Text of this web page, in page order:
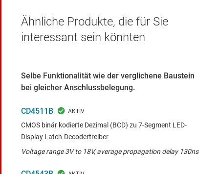
Ähnliche Produkte, die für Sie
interessant sein könnten
Selbe Funktionalität wie der verglichene Baustein
bei gleicher Anschlussbelegung.
CD4511B
CMOS binär kodierte Dezimal (BCD) zu 7-Segment LED-
Display Latch-Decodertreiber
Voltage range 3V to 18V, average propagation delay 130ns